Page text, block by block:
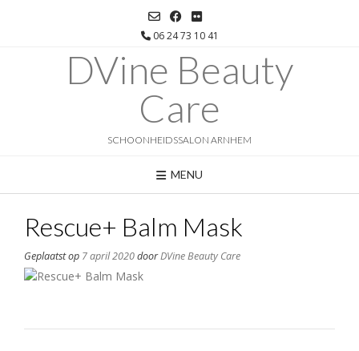
06 24 73 10 41
DVine Beauty
Care
SCHOONHEIDSSALON ARNHEM
MENU
Rescue+ Balm Mask
Geplaatst op 7 april 2020doorDVine Beauty Care